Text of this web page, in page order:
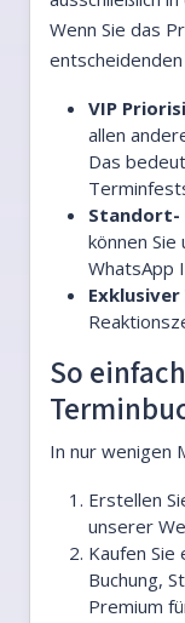
Wenn Sie das
VIP
allen
Das
Standort-
können
WhatsApp
So
In nur wenigen
Erstellen
unserer
Kaufen Sie
Buchung,
Premium